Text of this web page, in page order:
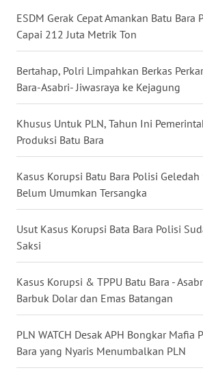
ESDM Gerak Cepat Amankan Batu Bara
Capai 212 Juta Metrik Ton
Bertahap, Polri Limpahkan Berkas
Bara-Asabri- Jiwasraya ke Kejagung
Khusus Untuk PLN, Tahun Ini
Produksi Batu Bara
Kasus Korupsi Batu Bara Polisi Geledah
Belum Umumkan Tersangka
Usut Kasus Korupsi Bata Bara Polisi
Saksi
Kasus Korupsi & TPPU Batu Bara -
Barbuk Dolar dan Emas Batangan
PLN WATCH Desak APH Bongkar Mafia
Bara yang Nyaris Menumbalkan PLN
MALUKU
WN
MALUT
WN
DAIRI
WN
DANAU
NIAS
LANGKAT
TAPANULI
SELATAN